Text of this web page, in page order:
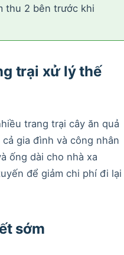
thu 2 bên trước khi
trại xử lý thế
trang trại cây ăn quả
gia đình và công nhân
ống dài cho nhà xa
để giảm chi phí đi lại
sớm